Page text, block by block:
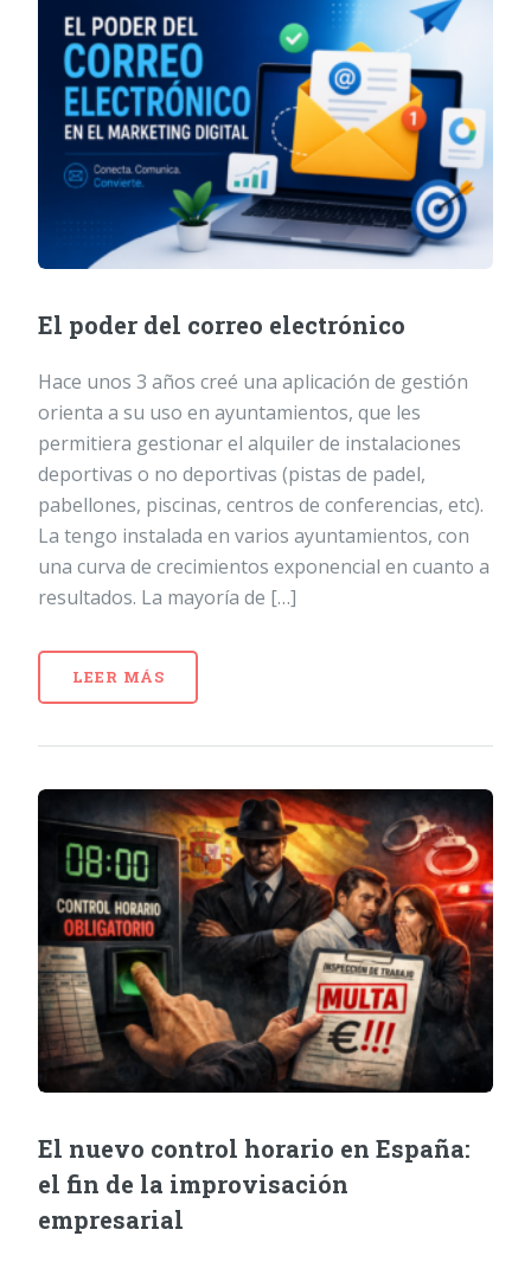
El poder del correo electrónico
Hace unos 3 años creé una aplicación de gestión
orienta a su uso en ayuntamientos, que les
permitiera gestionar el alquiler de instalaciones
deportivas o no deportivas (pistas de padel,
pabellones, piscinas, centros de conferencias, etc).
La tengo instalada en varios ayuntamientos, con
una curva de crecimientos exponencial en cuanto a
resultados. La mayoría de […]
LEER MÁS
El nuevo control horario en España:
el fin de la improvisación
empresarial